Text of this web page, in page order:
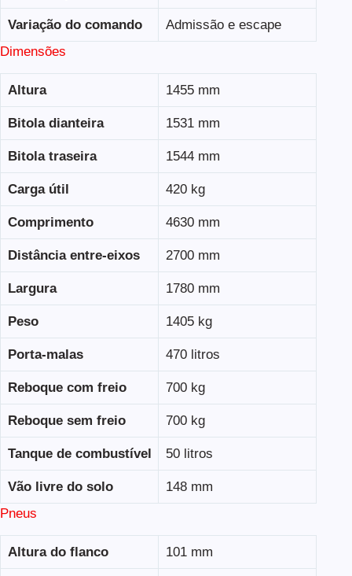
Variação do comando
Admissão e escape
Dimensões
Altura 1455 mm
Bitola dianteira 1531 mm
Bitola traseira 1544 mm
Carga útil 420 kg
Comprimento 4630 mm
Distância entre-eixos 2700 mm
Largura 1780 mm
Peso 1405 kg
Porta-malas 470 litros
Reboque com freio 700 kg
Reboque sem freio 700 kg
Tanque de combustível 50 litros
Vão livre do solo
148 mm
Pneus
Altura do flanco 101 mm